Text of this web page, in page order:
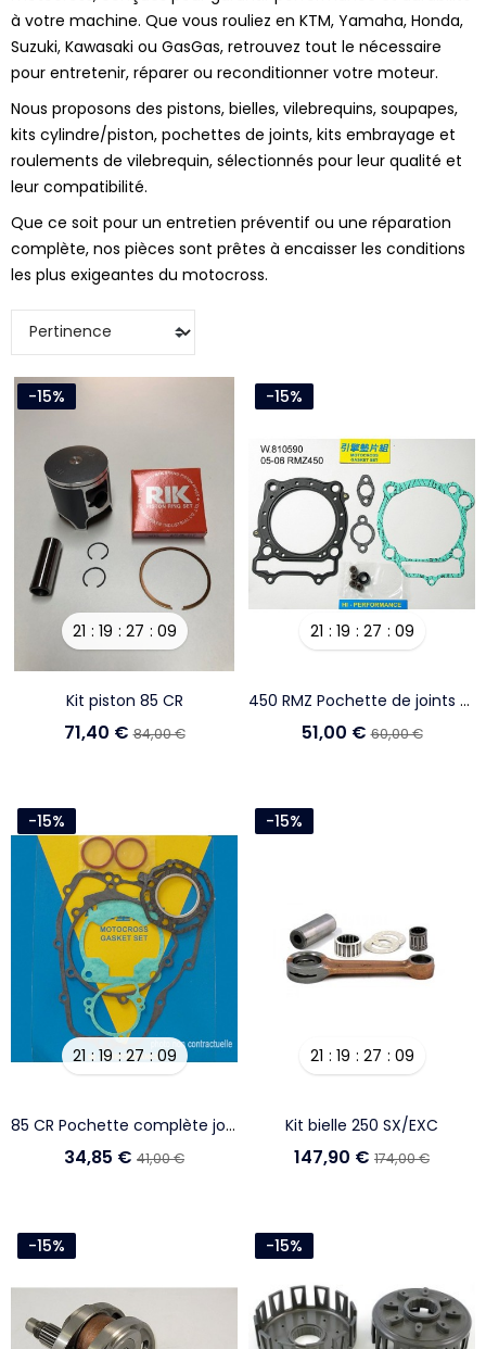
à votre machine. Que vous rouliez en KTM, Yamaha, Honda,
Suzuki, Kawasaki ou GasGas, retrouvez tout le nécessaire
pour entretenir, réparer ou reconditionner votre moteur.
Nous proposons des pistons, bielles, vilebrequins, soupapes,
kits cylindre/piston, pochettes de joints, kits embrayage et
roulements de vilebrequin, sélectionnés pour leur qualité et
leur compatibilité.
Que ce soit pour un entretien préventif ou une réparation
complète, nos pièces sont prêtes à encaisser les conditions
les plus exigeantes du motocross.
-15%
21 19 27 08
Kit piston 85 CR
71,40 €84,00 €
-15%
21 19 27 08
450 RMZ Pochette de joints haut moteur
51,00 €60,00 €
-15%
21 19 27 08
85 CR Pochette complète joint
34,85 € 41,00 €
-15%
21 19 27 08
Kit bielle 250 SX/EXC
147,90 € 174,00 €
-15% -15%